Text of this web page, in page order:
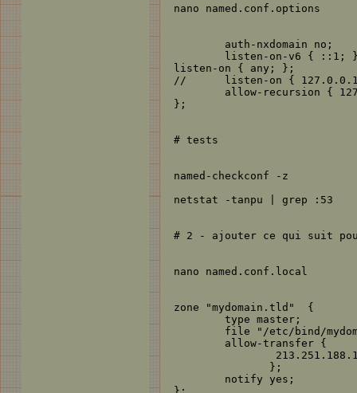
nano named.conf.options
auth-nxdomain no;
listen-on-v6 { ::1;
listen-on { any; };
//      listen-on {
allow-recursion {
};
# tests
named-checkconf -z
netstat -tanpu | grep :53
# 2 - ajouter ce qui suit
nano named.conf.local
zone "mydomain.tld"  {
        type master;
file "/etc/bind/
        allow-transfer {
               };
        notify yes;